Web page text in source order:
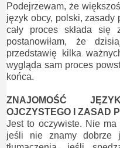
Podejrzewam, że
język obcy, polski, zasady
cały proces składa się
postanowiłam, że
przedstawię kilka
wygląda sam proces
końca.
ZNAJOMOŚĆ
OJCZYSTEGO I ZASAD
Jest to oczywiste. Nie ma
jeśli nie znamy dobrze